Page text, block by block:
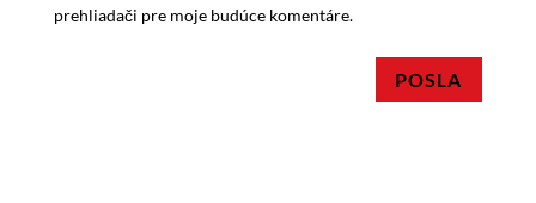
prehliadači pre moje budúce komentáre.
POSLA